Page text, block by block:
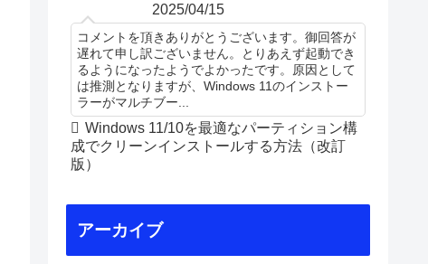
2025/04/15
コメントを頂きありがとうございます。御回答が
遅れて申し訳ございません。とりあえず起動でき
るようになったようでよかったです。原因として
は推測となりますが、Windows 11のインストー
ラーがマルチブー...
Windows 11/10を最適なパーティション構
成でクリーンインストールする方法（改訂
版）
アーカイブ